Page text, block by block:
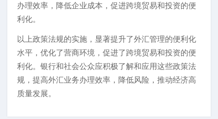
办理效率，降低企业成本，促进跨境贸易和投资的便
利化。
以上政策法规的实施，显著提升了外汇管理的便利化
水平，优化了营商环境，促进了跨境贸易和投资的便
利化。银行和社会公众应积极了解和应用这些政策法
规，提高外汇业务办理效率，降低风险，推动经济高
质量发展。